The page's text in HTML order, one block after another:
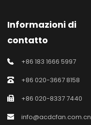
Informazioni di
contatto
+86 183 1666 5997
+86 020-3667 8158
+86 020-8337 7440
info@acdcfan.com.cn